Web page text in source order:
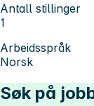
Antall stillinger
1
Arbeidsspråk
Norsk
Søk på